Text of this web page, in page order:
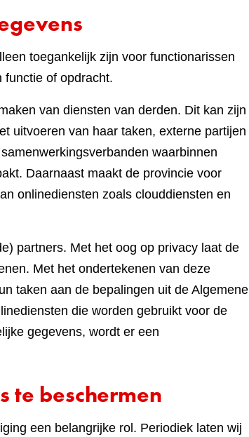
toegankelijk zijn voor functionarissen
functie of opdracht.
van diensten van derden. Dit kan zijn
uitvoeren van haar taken, externe partijen
waarbinnen
Daarnaast maakt de provincie voor
onlinediensten zoals clouddiensten en
partners. Met het oog op privacy laat de
Met het ondertekenen van deze
taken aan de bepalingen uit de Algemene
die worden gebruikt voor de
gegevens, wordt er een
te beschermen
een belangrijke rol. Periodiek laten wij